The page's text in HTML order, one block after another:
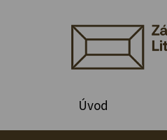
Úvod